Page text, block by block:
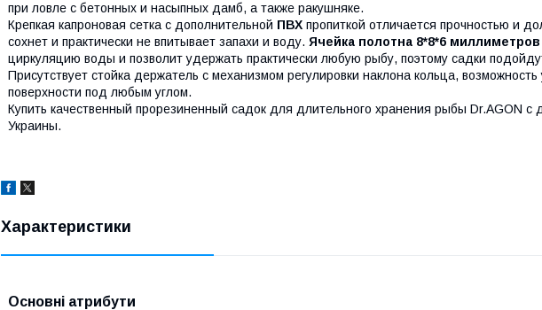
при ловле с бетонных и насыпных дамб, а также ракушняке.
Крепкая капроновая сетка с дополнительной ПВХ пропиткой отличается прочностью и
сохнет и практически не впитывает запахи и воду. Ячейка полотна 8*8*6 миллиметров
циркуляцию воды и позволит удержать практически любую рыбу, поэтому садки
Присутствует стойка держатель с механизмом регулировки наклона кольца,
поверхности под любым углом.
Купить качественный прорезиненный садок для длительного хранения рыбы Dr.AGON с
Украины.
Характеристики
Основні атрибути